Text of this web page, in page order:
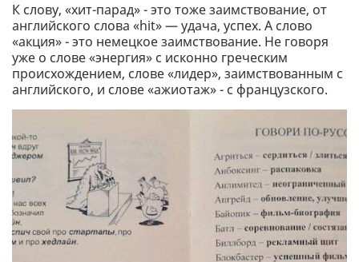
К слову, «хит-парад» - это тоже заимствование, от
английского слова «hit» — удача, успех. А слово
«акция» - это немецкое заимствование. Не говоря
уже о слове «энергия» с исконно греческим
происхождением, слове «лидер», заимствованным с
английского, и слове «ажиотаж» - с французского.